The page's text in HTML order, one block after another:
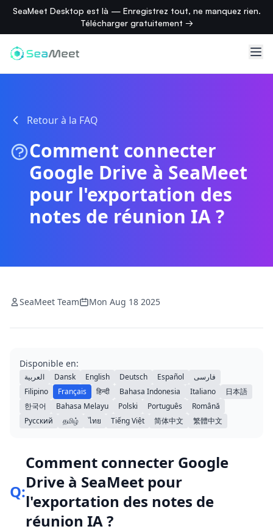
SeaMeet Desktop est là — Enregistrez tout, ne manquez rien.
Télécharger gratuitement →
Retour à la FAQ
Comment connecter
Google Drive à SeaMeet
pour l'exportation des
notes de réunion IA ?
SeaMeet Team Mon Aug 18 2025
Disponible en:
العربية Dansk English Deutsch Español
فارسی
Filipino
Français हिन्दी Bahasa Indonesia Italiano
日本語
한국어
Bahasa Melayu Polski Português
Română
Русский
தமிழ் ไทย Tiếng Việt 简体中文 繁體中文
Q:
Comment connecter Google
Drive à SeaMeet pour
l'exportation des notes de
réunion IA ?